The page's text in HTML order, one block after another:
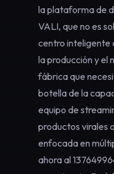
laplataforma de
VALI, que no es
centro inteligente
la producción y el
fábrica que
botella de la
equipo de
productos virales
enfocada en
ahora al